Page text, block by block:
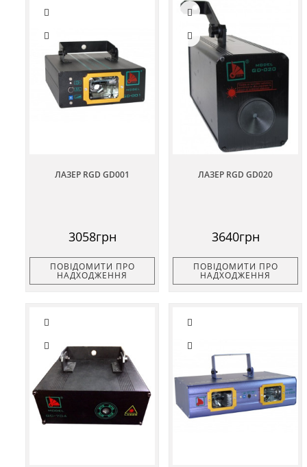
ЛАЗЕР RGD GD001
3058грн
ПОВІДОМИТИ ПРО
НАДХОДЖЕННЯ
ЛАЗЕР RGD GD020
3640грн
ПОВІДОМИТИ ПРО
НАДХОДЖЕННЯ